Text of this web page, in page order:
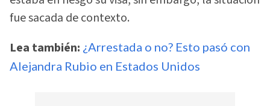
fue sacada de contexto.
Lea también: ¿Arrestada o no? Esto pasó con
Alejandra Rubio en Estados Unidos